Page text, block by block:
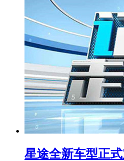
星途全新车型正